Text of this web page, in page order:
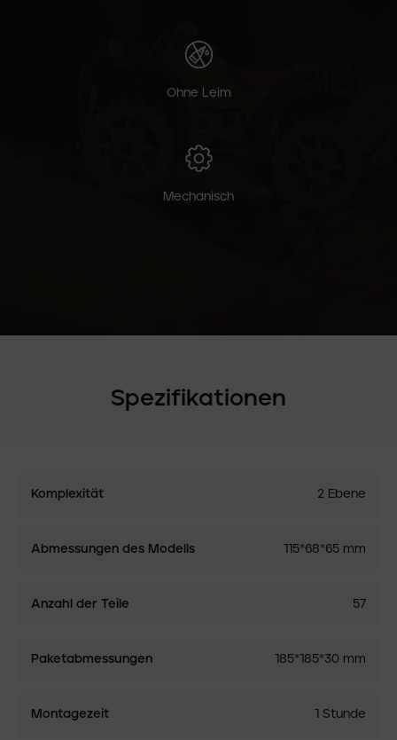
Ohne Leim
Mechanisch
Spezifikationen
Komplexität 2 Ebene
Abmessungen des Modells 115*68*65 mm
Anzahl der Teile 57
Paketabmessungen 185*185*30 mm
Montagezeit 1 Stunde